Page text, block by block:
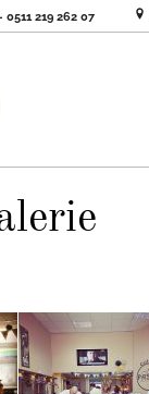
0511 219 262 07